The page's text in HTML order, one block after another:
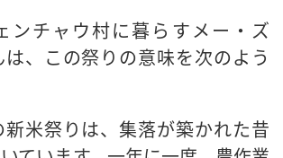
ンチャウ村に暮らすメー・ズ
、この祭りの意味を次のよう
新米祭りは、集落が築かれた昔